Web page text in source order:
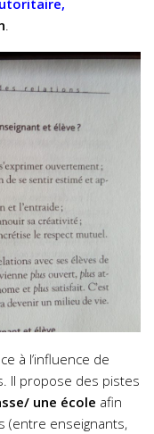
.
à l’influence de
Il propose des pistes
une école afin
(entre enseignants,